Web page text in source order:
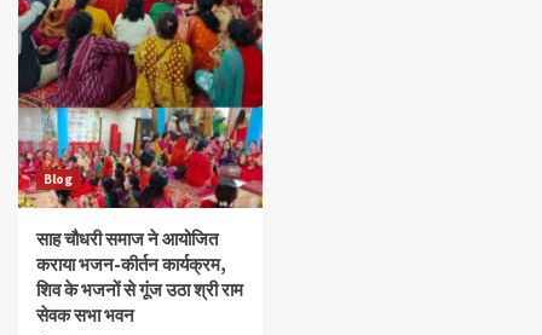
Blog
साह चौधरी समाज ने आयोजित
कराया भजन-कीर्तन कार्यक्रम,
शिव के भजनों से गूंज उठा श्री राम
सेवक सभा भवन